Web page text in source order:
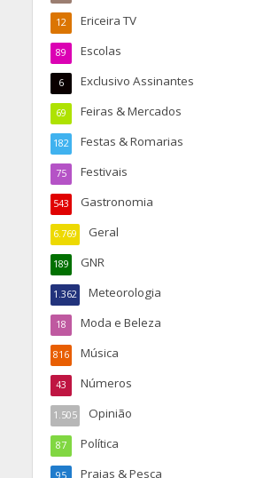
Ericeira TV
12
Escolas
89
Exclusivo Assinantes
6
Feiras & Mercados
69
Festas & Romarias
182
Festivais
75
Gastronomia
543
Geral
6.769
GNR
189
Meteorologia
1.362
Moda e Beleza
18
Música
816
Números
43
Opinião
1.505
Política
87
Praias & Pesca